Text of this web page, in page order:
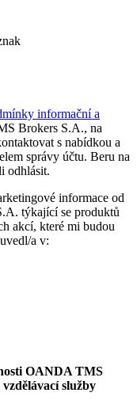
informační a
Brokers S.A., na
s nabídkou a
správy účtu. Beru na
odhlásit.
informace od
týkající se produktů
akcí, které mi budou
a v:
OANDA TMS
služby